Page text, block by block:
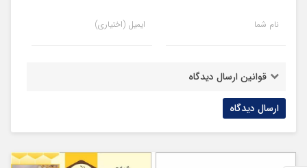
نام شما ایمیل (اختیاری)
قوانین ارسال دیدگاه